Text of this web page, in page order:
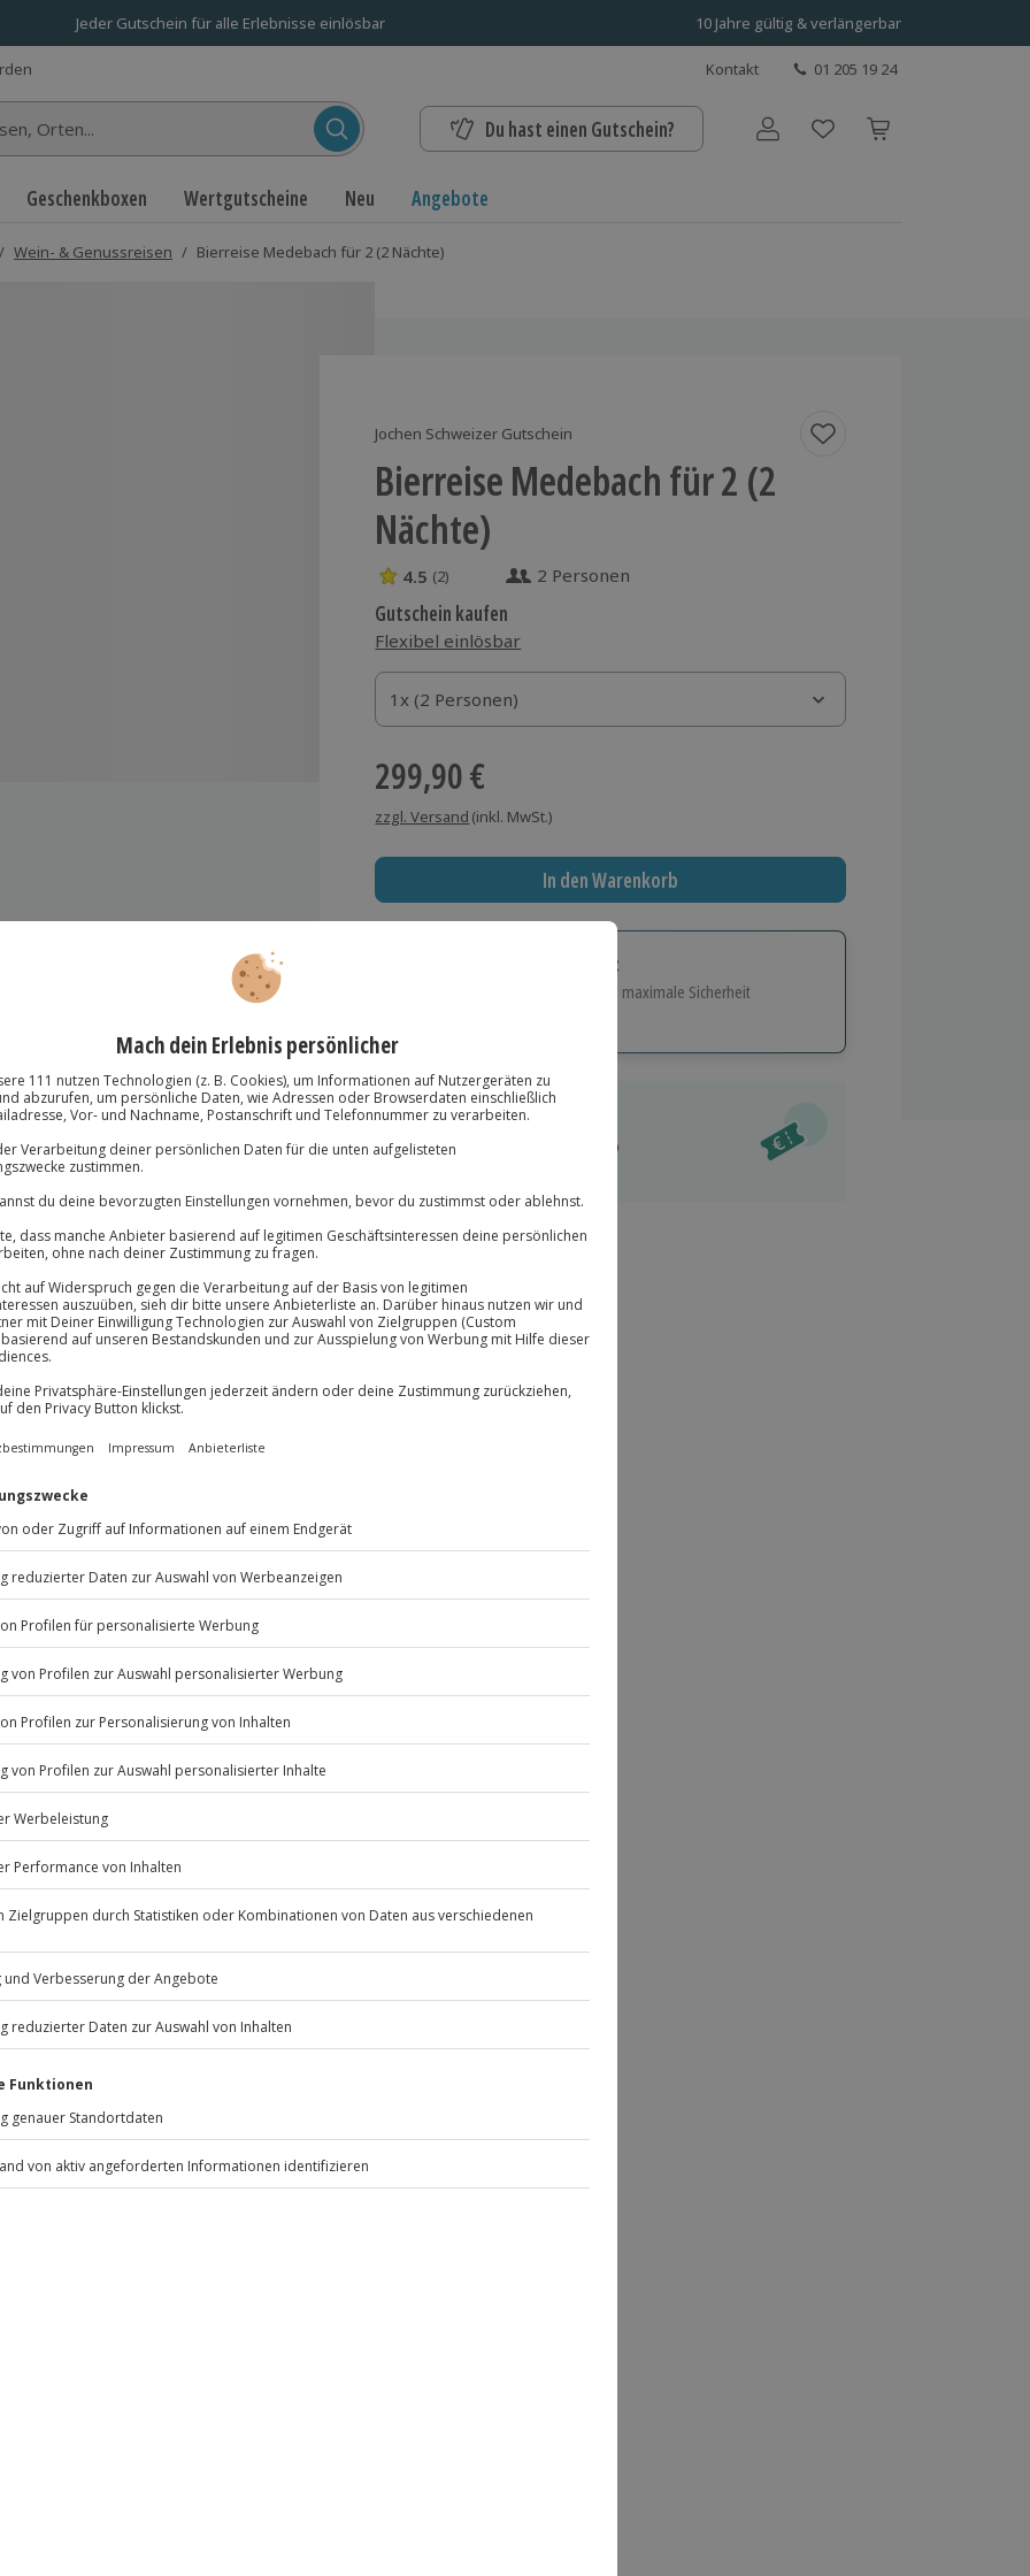
Jeder Gutschein für alle Erlebnisse einlösbar 10 Jahre gültig & verlängerbar
Kontakt 01 205 19 24
Du hast einen Gutschein? Benutzerkonto
Geschenkboxen Wertgutscheine Neu Angebote
/ Wein- & Genussreisen / Bierreise Medebach für 2 (2 Nächte)
Jochen Schweizer Gutschein
Bierreise Medebach für 2 (2
Nächte)
4.5 Sterne von 5 aus 2 Bewertungen
4.5 (2) 2 Personen
Gutschein kaufen
Flexibel einlösbar
1x (2 Personen)
1x (2 Personen)
1x (2 Personen)
299,90 €
zzgl. Versand (inkl. MwSt.)
In den Warenkorb
Immer das richtige Geschenk:
Große Auswahl, volle Flexibilität und maximale Sicherheit
Über 9.000 Erlebnisse.
Volle Flexibilität
Jeder Gutschein für alle Erlebnisse einlösbar.
Maximale Sicherheit
-15%* Club Deal verfügbar
Direktabzug im Warenkorb
Brauhaus Hotel
übertragbar. Details
Biergenuss vom Feinsten!
gemeinsam die
eure
Lagerbier oder mit einem
sich auch anständiges
des Brauhauses, die
könnt ihr eure Reise mit einem
Troll’s Brauhaus werden all
! Worauf wartet ihr noch?
anfallen (die Kosten sind vor
Internetanschluss, Barrierefreie
Uhr
Zusatzkosten vor Ort
Listenansicht
Jochen SchweizerGmbH
Mühldorfstraße 8
81671 München
außer an bundesweiten